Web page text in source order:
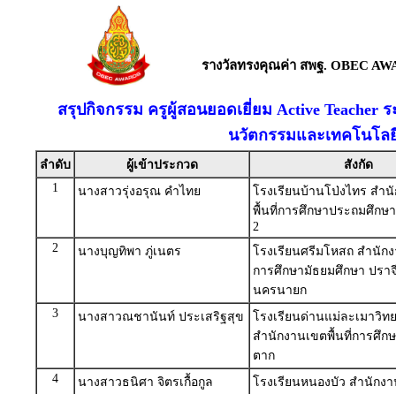
รางวัลทรงคุณค่า สพฐ. OBEC
สรุปกิจกรรม ครูผู้สอนยอดเยี่ยม Active
นวัตกรรมและเทคโนโล
ลำดับ ผู้เข้าประกวด
สังกัด
1
นางสาวรุ่งอรุณ คำไทย
โรงเรียนบ้านโป่งไทร สำ
พื้นที่การศึกษาประถมศึกษ
2
2
นางบุญทิพา ภู่เนตร
โรงเรียนศรีมโหสถ สำนัก
การศึกษามัธยมศึกษา ปรา
นครนายก
3
นางสาวณชานันท์ ประเสริฐสุข
โรงเรียนด่านแม่ละเมาวิท
สำนักงานเขตพื้นที่การศึก
ตาก
4
นางสาวธนิศา จิตรเกื้อกูล
โรงเรียนหนองบัว สำนักง